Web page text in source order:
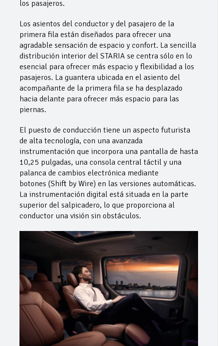
los pasajeros.
Los asientos del conductor y del pasajero de la
primera fila están diseñados para ofrecer una
agradable sensación de espacio y confort. La sencilla
distribución interior del STARIA se centra sólo en lo
esencial para ofrecer más espacio y flexibilidad a los
pasajeros. La guantera ubicada en el asiento del
acompañante de la primera fila se ha desplazado
hacia delante para ofrecer más espacio para las
piernas.
El puesto de conducción tiene un aspecto futurista
de alta tecnología, con una avanzada
instrumentación que incorpora una pantalla de hasta
10,25 pulgadas, una consola central táctil y una
palanca de cambios electrónica mediante
botones (Shift by Wire) en las versiones automáticas.
La instrumentación digital está situada en la parte
superior del salpicadero, lo que proporciona al
conductor una visión sin obstáculos.